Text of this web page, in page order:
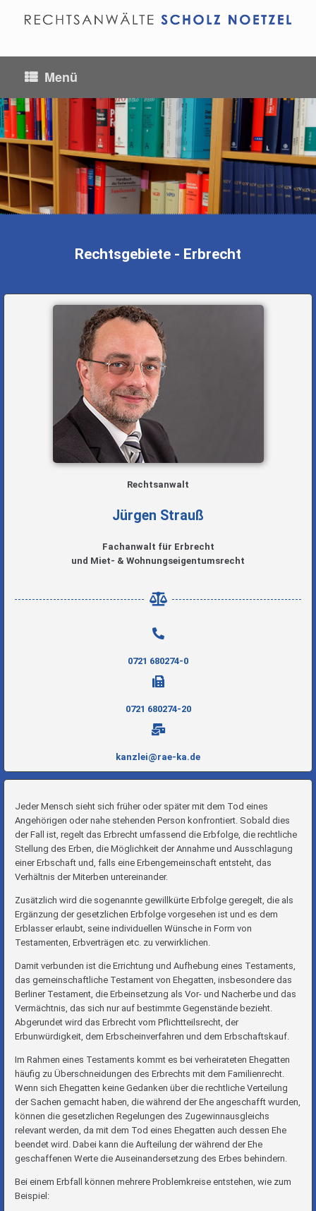
Menü
Erbrecht
Rechtsgebiete - Erbrecht
Rechtsanwalt
Jürgen Strauß
Fachanwalt für Erbrecht
und Miet- & Wohnungseigentumsrecht
0721 680274-0
0721 680274-20
kanzlei@rae-ka.de
Jeder Mensch sieht sich früher oder später mit dem Tod eines
Angehörigen oder nahe stehenden Person konfrontiert. Sobald dies
der Fall ist, regelt das Erbrecht umfassend die Erbfolge, die rechtliche
Stellung des Erben, die Möglichkeit der Annahme und Ausschlagung
einer Erbschaft und, falls eine Erbengemeinschaft entsteht, das
Verhältnis der Miterben untereinander.
Zusätzlich wird die sogenannte gewillkürte Erbfolge geregelt, die als
Ergänzung der gesetzlichen Erbfolge vorgesehen ist und es dem
Erblasser erlaubt, seine individuellen Wünsche in Form von
Testamenten, Erbverträgen etc. zu verwirklichen.
Damit verbunden ist die Errichtung und Aufhebung eines Testaments,
das gemeinschaftliche Testament von Ehegatten, insbesondere das
Berliner Testament, die Erbeinsetzung als Vor- und Nacherbe und das
Vermächtnis, das sich nur auf bestimmte Gegenstände bezieht.
Abgerundet wird das Erbrecht vom Pflichtteilsrecht, der
Erbunwürdigkeit, dem Erbscheinverfahren und dem Erbschaftskauf.
Im Rahmen eines Testaments kommt es bei verheirateten Ehegatten
häufig zu Überschneidungen des Erbrechts mit dem Familienrecht.
Wenn sich Ehegatten keine Gedanken über die rechtliche Verteilung
der Sachen gemacht haben, die während der Ehe angeschafft wurden,
können die gesetzlichen Regelungen des Zugewinnausgleichs
relevant werden, da mit dem Tod eines Ehegatten auch dessen Ehe
beendet wird. Dabei kann die Aufteilung der während der Ehe
geschaffenen Werte die Auseinandersetzung des Erbes behindern.
Bei einem Erbfall können mehrere Problemkreise entstehen, wie zum
Beispiel: